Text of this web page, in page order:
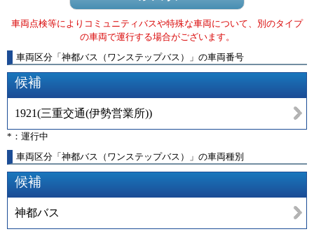
車両点検等によりコミュニティバスや特殊な車両について、別のタイプ
の車両で運行する場合がございます。
車両区分 「 神都バス（ワンステップバス） 」 の車両番号
候補
1921(三重交通(伊勢営業所))
*：運行中
車両区分「神都バス（ワンステップバス）」の車両種別
候補
神都バス